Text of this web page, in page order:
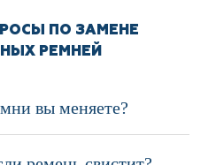
ПО ЗАМЕНЕ
РЕМНЕЙ
вы меняете?